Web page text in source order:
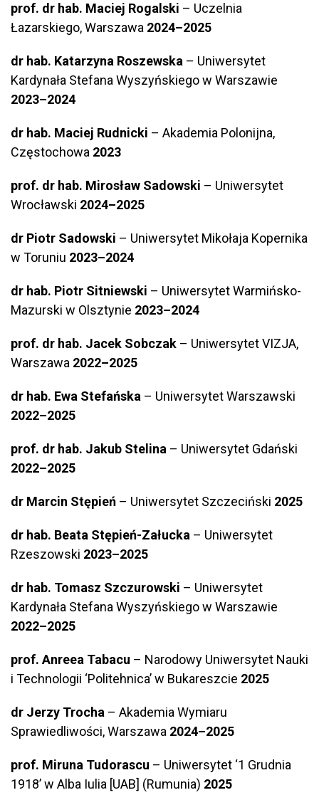
prof. dr hab. Maciej Rogalski – Uczelnia
Łazarskiego, Warszawa 2024–2025
dr hab. Katarzyna Roszewska – Uniwersytet
Kardynała Stefana Wyszyńskiego w Warszawie
2023–2024
dr hab. Maciej Rudnicki – Akademia Polonijna,
Częstochowa 2023
prof. dr hab. Mirosław Sadowski – Uniwersytet
Wrocławski 2024–2025
dr Piotr Sadowski – Uniwersytet Mikołaja Kopernika
w Toruniu 2023–2024
dr hab. Piotr Sitniewski – Uniwersytet Warmińsko-
Mazurski w Olsztynie 2023–2024
prof. dr hab. Jacek Sobczak – Uniwersytet VIZJA,
Warszawa 2022–2025
dr hab. Ewa Stefańska – Uniwersytet Warszawski
2022–2025
prof. dr hab. Jakub Stelina – Uniwersytet Gdański
2022–2025
dr Marcin Stępień – Uniwersytet Szczeciński 2025
dr hab. Beata Stępień-Załucka – Uniwersytet
Rzeszowski 2023–2025
dr hab. Tomasz Szczurowski – Uniwersytet
Kardynała Stefana Wyszyńskiego w Warszawie
2022–2025
prof. Anreea Tabacu – Narodowy Uniwersytet Nauki
i Technologii ‘Politehnica’ w Bukareszcie 2025
dr Jerzy Trocha – Akademia Wymiaru
Sprawiedliwości, Warszawa 2024–2025
prof. Miruna Tudorascu – Uniwersytet ‘1 Grudnia
1918’ w Alba Iulia [UAB] (Rumunia) 2025